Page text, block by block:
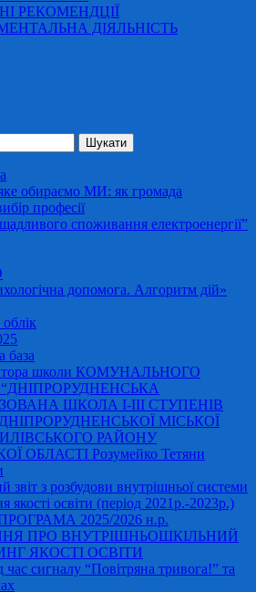
РЕКОМЕНДЦІЇ
ДІЯЛЬНІСТЬ
обираємо МИ: як громада
професії
споживання електроенергії”
допомога. Алгоритм дій»
база
школи КОМУНАЛЬНОГО
ШКОЛА І-ІІІ СТУПЕНІВ
МІСЬКОЇ
РАЙОНУ
ОБЛАСТІ Розумейко Тетяни
звіт з розбудови внутрішньої системи
якості освіти (період 2021р.-2023р.)
2025/2026 н.р.
ПРО ВНУТРІШНЬОШКІЛЬНИЙ
ЯКОСТІ ОСВІТИ
час сигналу “Повітряна тривога!” та